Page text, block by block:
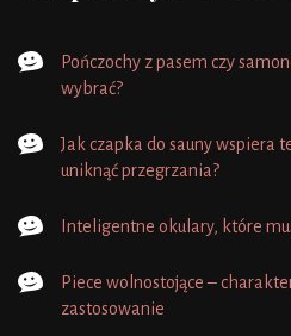
Pończochy z pasem czy
wybrać?
Jak czapka do sauny wspiera
uniknąć przegrzania?
Inteligentne okulary, które
Piece wolnostojące –
zastosowanie